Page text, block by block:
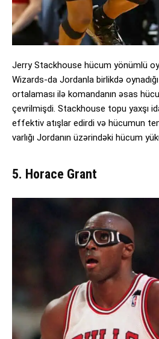
Jerry Stackhouse hücum yönümlü
Wizards-da Jordanla birlikdə
ortalaması ilə komandanın əsas
çevrilmişdi. Stackhouse topu yaxşı
effektiv atışlar edirdi və hücumun
varlığı Jordanın üzərindəki hücum
5. Horace Grant